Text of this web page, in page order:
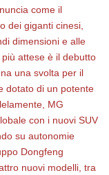
come il
dei giganti cinesi,
dimensioni e alle
attese è il debutto
una svolta per il
dotato di un potente
MG
con i nuovi SUV
su autonomie
Dongfeng
nuovi modelli, tra